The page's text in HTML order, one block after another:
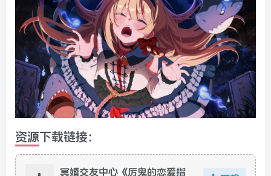
资源下载链接:
冥婚交友中心《厉鬼的恋爱指